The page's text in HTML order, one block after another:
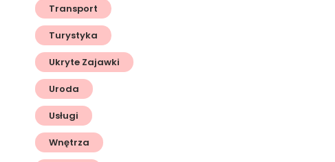
Transport
Turystyka
Ukryte Zajawki
Uroda
Usługi
Wnętrza